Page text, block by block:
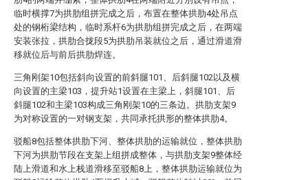
临时横撑7为拱肋组拼完成之后，布置在整体拱肋4处吊点
处的钢桁梁结构，临时系杆6为拱肋组拼完成之后，在两端
安装张拉，拱肋合拢段5为拱肋吊装就位之后，通过滑道滑
移就位后与前后拱肋焊连。
三角刚架10包括斜向设置的前斜腿101、后斜腿102以及横
向设置的主梁103，提升站1设置在主梁上，斜腿101、后
斜腿102和主梁103构成三角刚架10的三条边。拱肋支架9
为对称设置的一对钢支架，共同承托拱形的整体拱肋4。
驳船8包括整体拱肋下河、整体拱肋的运输就位，整体拱肋
下河为拱肋节段在支架上组拼成整体，与拱肋支架9整体经
陆上滑道和水上栈道滑移至驳船8上，整体拱肋运输就位为